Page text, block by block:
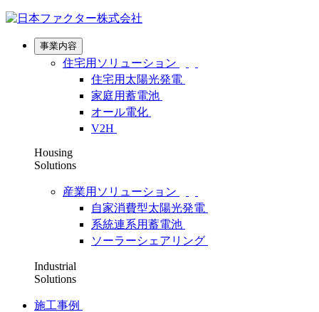
事業内容
住宅用ソリューション
住宅用太陽光発電
家庭用蓄電池
オール電化
V2H
Housing
Solutions
産業用ソリューション
自家消費型太陽光発電
系統連系用蓄電池
ソーラーシェアリング
Industrial
Solutions
施工事例